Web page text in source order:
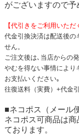
がございますので予
【代引きをご利用いただ
代金引換決済は配送後の
せん。
ご注文後は､当店からの
やむを得ない事情により
お支払いください｡
往復送料（実費）+代金
■ネコポス（メール
ネコポス可商品は
ております。